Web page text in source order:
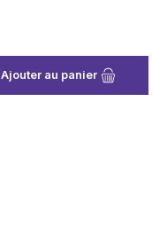
Ajouter au panier